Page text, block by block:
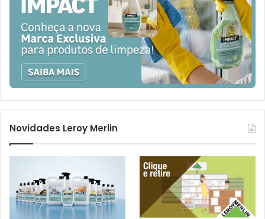
Novidades Leroy Merlin